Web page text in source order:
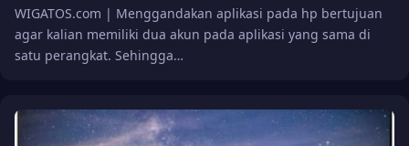
WIGATOS.com | Menggandakan aplikasi pada hp bertujuan
agar kalian memiliki dua akun pada aplikasi yang sama di
satu perangkat. Sehingga…